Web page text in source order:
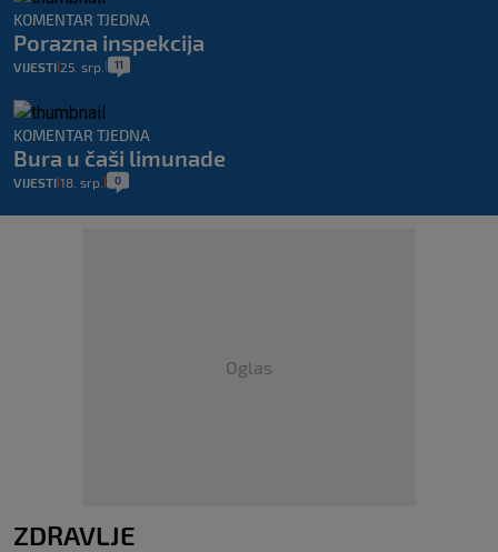
KOMENTAR TJEDNA
Porazna inspekcija
VIJESTI 25. srp. 11
KOMENTAR TJEDNA
Bura u čaši limunade
VIJESTI 18. srp. 0
Oglas
ZDRAVLJE